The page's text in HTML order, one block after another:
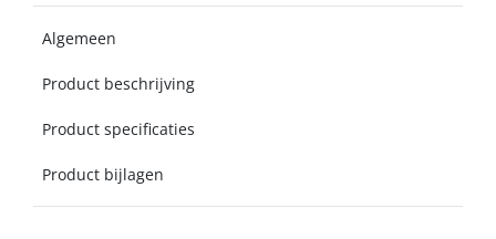
Algemeen
Product beschrijving
Product specificaties
Product bijlagen